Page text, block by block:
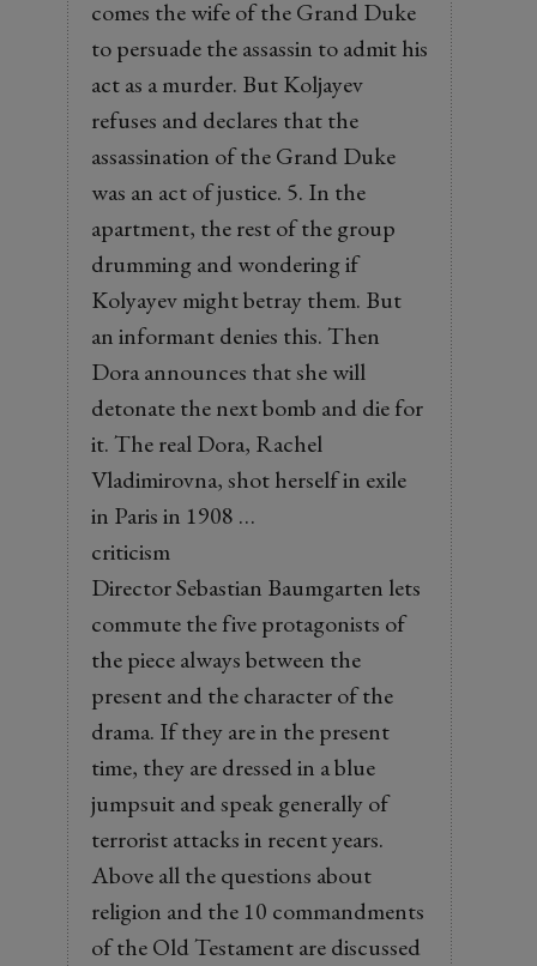
comes the wife of the Grand Duke
to persuade the assassin to admit his
act as a murder. But Koljayev
refuses and declares that the
assassination of the Grand Duke
was an act of justice. 5. In the
apartment, the rest of the group
drumming and wondering if
Kolyayev might betray them. But
an informant denies this. Then
Dora announces that she will
detonate the next bomb and die for
it. The real Dora, Rachel
Vladimirovna, shot herself in exile
in Paris in 1908 …
criticism
Director Sebastian Baumgarten lets
commute the five protagonists of
the piece always between the
present and the character of the
drama. If they are in the present
time, they are dressed in a blue
jumpsuit and speak generally of
terrorist attacks in recent years.
Above all the questions about
religion and the 10 commandments
of the Old Testament are discussed